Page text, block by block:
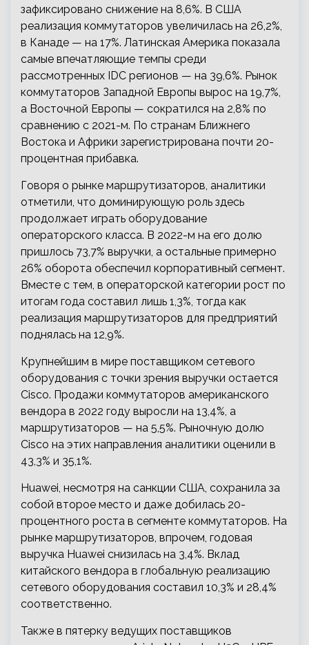
зафиксировано снижение на 8,6%. В США
реализация коммутаторов увеличилась на 26,2%,
в Канаде — на 17%. Латинская Америка показала
самые впечатляющие темпы среди
рассмотренных IDC регионов — на 39,6%. Рынок
коммутаторов Западной Европы вырос на 19,7%,
а Восточной Европы — сократился на 2,8% по
сравнению с 2021-м. По странам Ближнего
Востока и Африки зарегистрирована почти 20-
процентная прибавка.
Говоря о рынке маршрутизаторов, аналитики
отметили, что доминирующую роль здесь
продолжает играть оборудование
операторского класса. В 2022-м на его долю
пришлось 73,7% выручки, а остальные примерно
26% оборота обеспечил корпоративный сегмент.
Вместе с тем, в операторской категории рост по
итогам года составил лишь 1,3%, тогда как
реализация маршрутизаторов для предприятий
поднялась на 12,9%.
Крупнейшим в мире поставщиком сетевого
оборудования с точки зрения выручки остается
Cisco. Продажи коммутаторов американского
вендора в 2022 году выросли на 13,4%, а
маршрутизаторов — на 5,5%. Рыночную долю
Cisco на этих направления аналитики оценили в
43,3% и 35,1%.
Huawei, несмотря на санкции США, сохранила за
собой второе место и даже добилась 20-
процентного роста в сегменте коммутаторов. На
рынке маршрутизаторов, впрочем, годовая
выручка Huawei снизилась на 3,4%. Вклад
китайского вендора в глобальную реализацию
сетевого оборудования составил 10,3% и 28,4%
соответственно.
Также в пятерку ведущих поставщиков